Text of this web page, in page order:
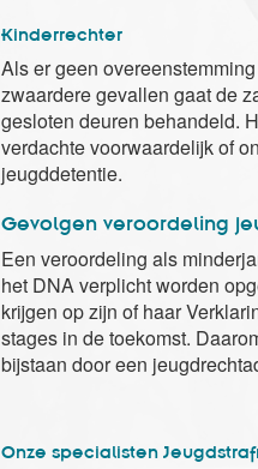
Kinderrechter
Als er geen
zwaardere gevallen gaat de
gesloten deuren behandeld.
verdachte voorwaardelijk of
jeugddetentie.
Gevolgen veroordeling
Een veroordeling als
het DNA verplicht worden
krijgen op zijn of haar
stages in de toekomst.
bijstaan door een
Onze specialisten